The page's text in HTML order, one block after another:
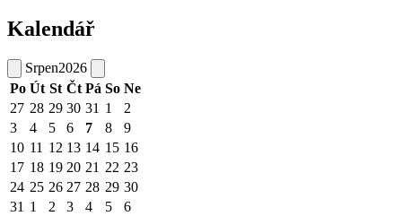
Kalendář
Srpen2026
Po Út St Čt Pá So Ne
27 28 29 30 31 1
2
3
4 5 6 7 8
9
10 11 12 13 14 15 16
17 18 19 20 21 22 23
24 25 26 27 28 29 30
31 1 2 3 4 5 6